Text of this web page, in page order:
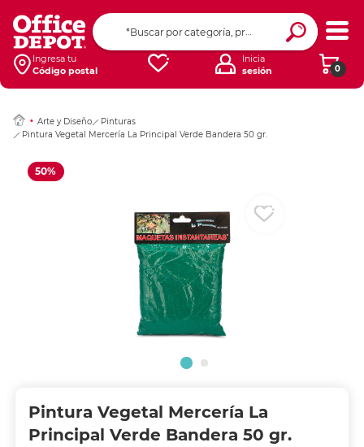
Ingresa tu
Código postal
0
Inicia
sesión
Arte y Diseño
Pinturas
Pintura Vegetal Mercería La Principal Verde Bandera 50 gr.
50%
Pintura Vegetal Mercería La
Principal Verde Bandera 50 gr.
Ingresar Codigo